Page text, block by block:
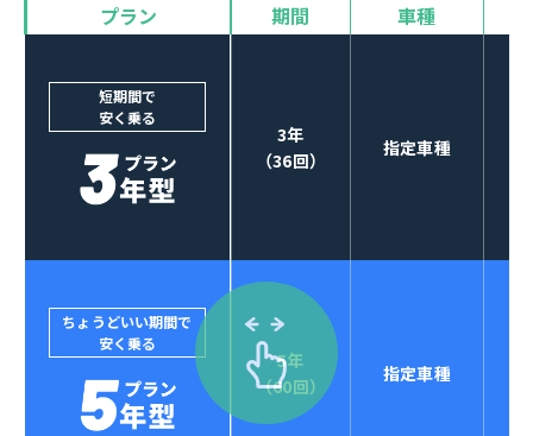
3
オプションも選べる！
POINT
4
セブンマックスなら
クレジットカード払い可能
プラン 期間 車種
短期間で
安く乗る
3年
（36回）
指定車種
ちょうどいい期間で
安く乗る
5年
（60回）
指定車種